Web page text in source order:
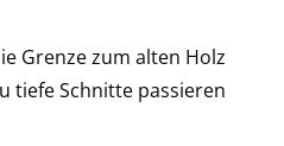
Grenze zum alten Holz
tiefe Schnitte passieren